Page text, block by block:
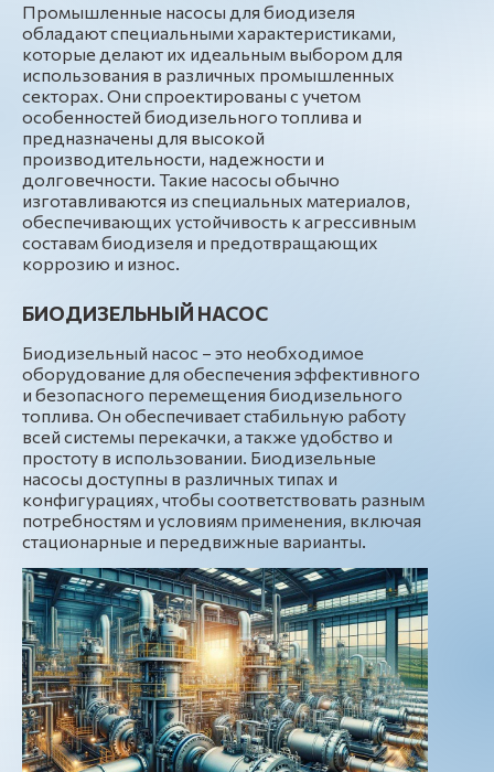
Промышленные насосы для биодизеля
обладают специальными характеристиками,
которые делают их идеальным выбором для
использования в различных промышленных
секторах. Они спроектированы с учетом
особенностей биодизельного топлива и
предназначены для высокой
производительности, надежности и
долговечности. Такие насосы обычно
изготавливаются из специальных материалов,
обеспечивающих устойчивость к агрессивным
составам биодизеля и предотвращающих
коррозию и износ.
БИОДИЗЕЛЬНЫЙ НАСОС
Биодизельный насос – это необходимое
оборудование для обеспечения эффективного
и безопасного перемещения биодизельного
топлива. Он обеспечивает стабильную работу
всей системы перекачки, а также удобство и
простоту в использовании. Биодизельные
насосы доступны в различных типах и
конфигурациях, чтобы соответствовать разным
потребностям и условиям применения, включая
стационарные и передвижные варианты.